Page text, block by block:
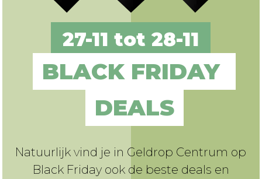
27-11 tot 28-11
BLACK FRIDAY
DEALS
Natuurlijk vind je in Geldrop Centrum op
Black Friday ook de beste deals en